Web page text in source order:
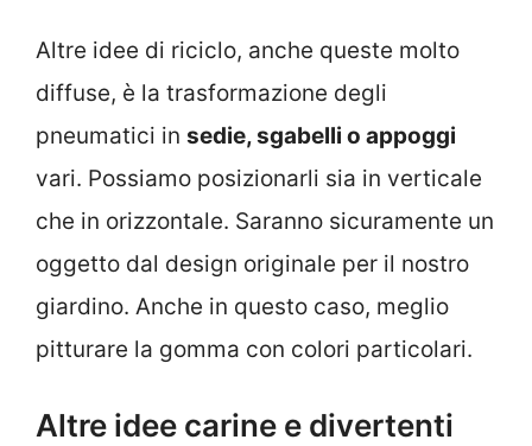
Altre idee di riciclo, anche queste molto
diffuse, è la trasformazione degli
pneumatici in sedie, sgabelli o appoggi
vari. Possiamo posizionarli sia in verticale
che in orizzontale. Saranno sicuramente un
oggetto dal design originale per il nostro
giardino. Anche in questo caso, meglio
pitturare la gomma con colori particolari.
Altre idee carine e divertenti